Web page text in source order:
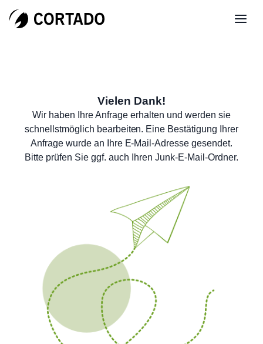
Vielen Dank!
Wir haben Ihre Anfrage erhalten und werden sie
schnellstmöglich bearbeiten. Eine Bestätigung Ihrer
Anfrage wurde an Ihre E-Mail-Adresse gesendet.
Bitte prüfen Sie ggf. auch Ihren Junk-E-Mail-Ordner.